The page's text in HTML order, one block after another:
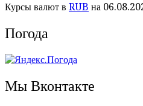
Курсы валют в RUB на
Погода
Мы Вконтакте